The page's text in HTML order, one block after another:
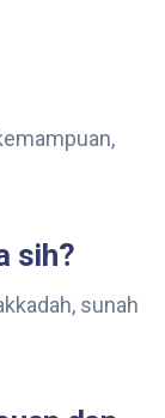
sih?
sunah